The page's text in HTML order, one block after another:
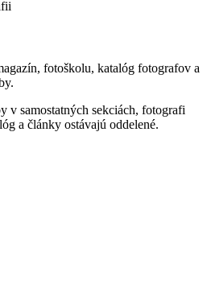
fotoškolu, katalóg fotografov a
v samostatných sekciách, fotografi
a články ostávajú oddelené.